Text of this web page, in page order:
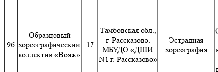
96
Образцовый
хореографический
коллектив «Вояж»
17
Тамбовская обл.,
г. Рассказово,
МБУДО «ДШИ
N1 г. Рассказово»
Эстрадная
хореография